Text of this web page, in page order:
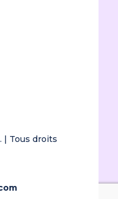
| Tous droits